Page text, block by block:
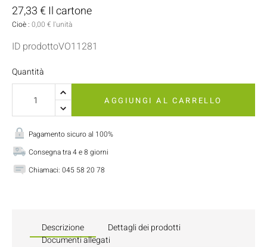
27,33 € Il cartone
Cioè : 0,00 € l'unità
ID prodottoVO11281
Quantità
AGGIUNGI AL CARRELLO
Pagamento sicuro al 100%
Consegna tra 4 e 8 giorni
Chiamaci: 045 58 20 78
Descrizione
Dettagli dei prodotti
Documenti allegati